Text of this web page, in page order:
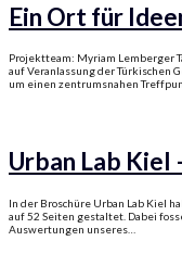
Ein Ort für
Projektteam: Myriam Lemberger
auf Veranlassung der Türkischen
um einen zentrumsnahen
Urban Lab Kiel
In der Broschüre Urban Lab Kiel
auf 52 Seiten gestaltet. Dabei
Auswertungen unseres…